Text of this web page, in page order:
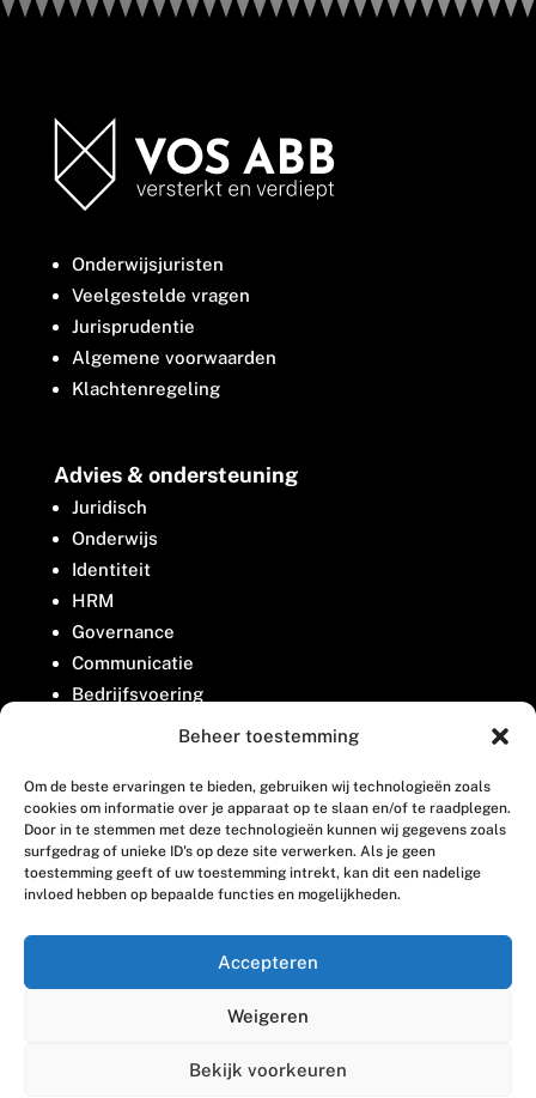
Beheer toestemming
Om de beste ervaringen te bieden, gebruiken wij technologieën zoals
cookies om informatie over je apparaat op te slaan en/of te raadplegen.
Door in te stemmen met deze technologieën kunnen wij gegevens zoals
surfgedrag of unieke ID's op deze site verwerken. Als je geen
toestemming geeft of uw toestemming intrekt, kan dit een nadelige
invloed hebben op bepaalde functies en mogelijkheden.
Accepteren
Weigeren
Bekijk voorkeuren
Onderwijsjuristen
Veelgestelde vragen
Jurisprudentie
Algemene voorwaarden
Klachtenregeling
Advies & ondersteuning
Juridisch
Onderwijs
Identiteit
HRM
Governance
Communicatie
Bedrijfsvoering
Belangenbehartiging
Contact
Houttuinlaan 8
3447 GM Woerden